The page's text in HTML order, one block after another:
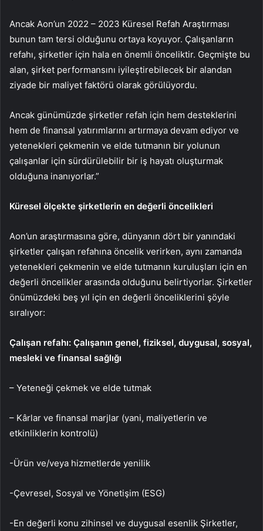
Ancak Aon’un 2022 – 2023 Küresel Refah Araştırması
bunun tam tersi olduğunu ortaya koyuyor. Çalışanların
refahı, şirketler için hala en önemli önceliktir. Geçmişte bu
alan, şirket performansını iyileştirebilecek bir alandan
ziyade bir maliyet faktörü olarak görülüyordu.
Ancak günümüzde şirketler refah için hem desteklerini
hem de finansal yatırımlarını artırmaya devam ediyor ve
yetenekleri çekmenin ve elde tutmanın bir yolunun
çalışanlar için sürdürülebilir bir iş hayatı oluşturmak
olduğuna inanıyorlar.”
Küresel ölçekte şirketlerin en değerli öncelikleri
Aon’un araştırmasına göre, dünyanın dört bir yanındaki
şirketler çalışan refahına öncelik verirken, aynı zamanda
yetenekleri çekmenin ve elde tutmanın kuruluşları için en
değerli öncelikler arasında olduğunu belirtiyorlar. Şirketler
önümüzdeki beş yıl için en değerli önceliklerini şöyle
sıralıyor:
Çalışan refahı: Çalışanın genel, fiziksel, duygusal, sosyal,
mesleki ve finansal sağlığı
– Yeteneği çekmek ve elde tutmak
– Kârlar ve finansal marjlar (yani, maliyetlerin ve
etkinliklerin kontrolü)
-Ürün ve/veya hizmetlerde yenilik
-Çevresel, Sosyal ve Yönetişim (ESG)
-En değerli konu zihinsel ve duygusal esenlik Şirketler,